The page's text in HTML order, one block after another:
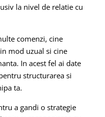
la nivel de relatie cu
comenzi, cine
mod uzual si cine
In acest fel ai date
structurarea si
ta.
a gandi o strategie